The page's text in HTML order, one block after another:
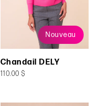
Nouveau
Chandail DELY
110.00 $